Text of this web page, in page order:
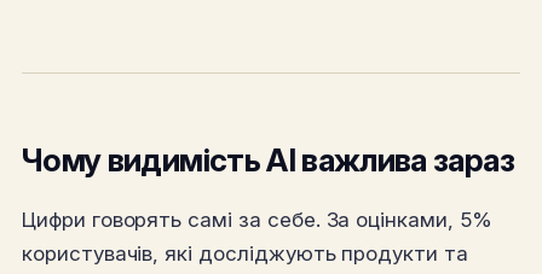
Чому видимість AI важлива зараз
Цифри говорять самі за себе. За оцінками, 5%
користувачів, які досліджують продукти та